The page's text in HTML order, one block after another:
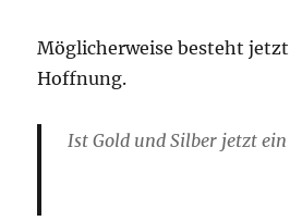
Möglicherweise besteht
Hoffnung.
Ist Gold und Silber jetzt ein